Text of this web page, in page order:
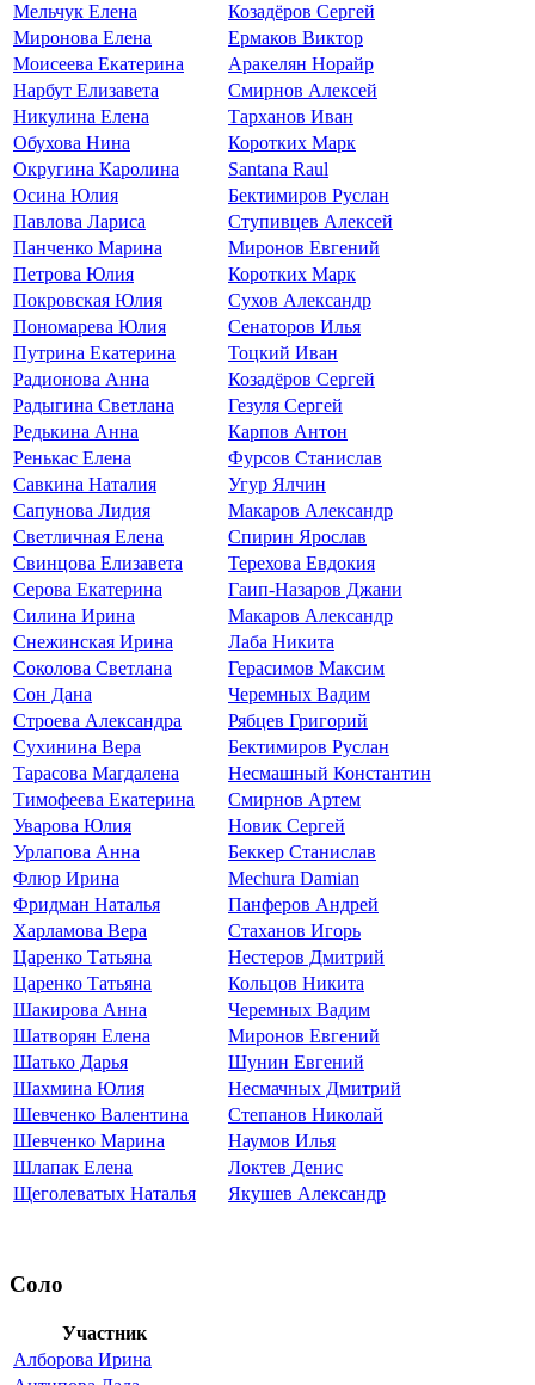
Мельчук Елена
Козадёров Сергей
Миронова Елена
Ермаков Виктор
Моисеева Екатерина
Аракелян Норайр
Нарбут Елизавета
Смирнов Алексей
Никулина Елена
Тарханов Иван
Обухова Нина
Коротких Марк
Округина Каролина
Santana Raul
Осина Юлия
Бектимиров Руслан
Павлова Лариса
Ступивцев Алексей
Панченко Марина
Миронов Евгений
Петрова Юлия
Коротких Марк
Покровская Юлия
Сухов Александр
Пономарева Юлия
Сенаторов Илья
Путрина Екатерина
Тоцкий Иван
Радионова Анна
Козадёров Сергей
Радыгина Светлана
Гезуля Сергей
Редькина Анна
Карпов Антон
Ренькас Елена
Фурсов Станислав
Савкина Наталия
Угур Ялчин
Сапунова Лидия
Макаров Александр
Светличная Елена
Спирин Ярослав
Свинцова Елизавета
Терехова Евдокия
Серова Екатерина
Гаип-Назаров Джани
Силина Ирина
Макаров Александр
Снежинская Ирина
Лаба Никита
Соколова Светлана
Герасимов Максим
Сон Дана
Черемных Вадим
Строева Александра
Рябцев Григорий
Сухинина Вера
Бектимиров Руслан
Тарасова Магдалена
Несмашный Константин
Тимофеева Екатерина
Смирнов Артем
Уварова Юлия
Новик Сергей
Урлапова Анна
Беккер Станислав
Флюр Ирина
Mechura Damian
Фридман Наталья
Панферов Андрей
Харламова Вера
Стаханов Игорь
Царенко Татьяна
Нестеров Дмитрий
Царенко Татьяна
Кольцов Никита
Шакирова Анна
Черемных Вадим
Шатворян Елена
Миронов Евгений
Шатько Дарья
Шунин Евгений
Шахмина Юлия
Несмачных Дмитрий
Шевченко Валентина
Степанов Николай
Шевченко Марина
Наумов Илья
Шлапак Елена
Локтев Денис
Щеголеватых Наталья
Якушев Александр
Соло
Участник
Алборова Ирина